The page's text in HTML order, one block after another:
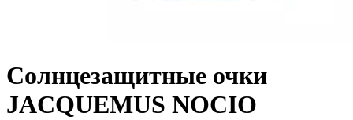
Солнцезащитные очки
JACQUEMUS NOCIO